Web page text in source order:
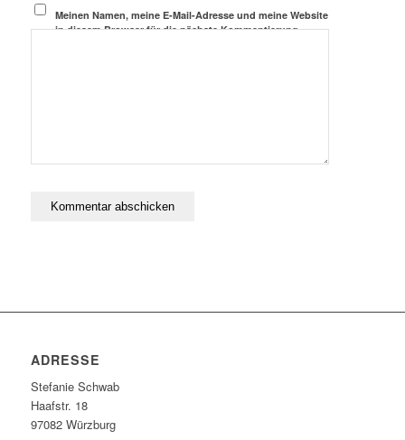
Meinen Namen, meine E-Mail-Adresse und meine Website
in diesem Browser für die nächste Kommentierung
ADRESSE
Stefanie Schwab
Haafstr. 18
97082 Würzburg